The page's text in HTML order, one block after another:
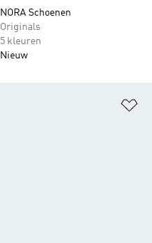
NORA Schoenen
Originals
5 kleuren
Nieuw